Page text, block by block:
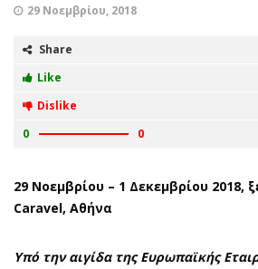
29 Νοεμβρίου, 2018
Share
Like
Dislike
0
0
29 Νοεμβρίου – 1 Δεκεμβρίου 2018,
Caravel, Αθήνα
Υπό την αιγίδα της Ευρωπαϊκής